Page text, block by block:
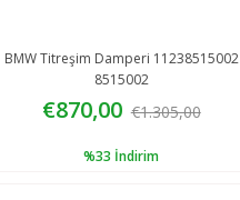
BMW Titreşim Damperi 11238515002
8515002
€870,00 €1.305,00
%33 İndirim